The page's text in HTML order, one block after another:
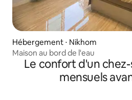
Hébergement ⋅ Nikhom
Maison au bord de l'eau
Le confort d'un
mensuels